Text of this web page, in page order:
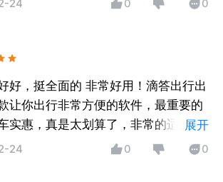
24 0 0
好，挺全面的 非常好用！滴答出行出
让你出行非常方便的软件，最重要的
实惠，真是太划算了，非常的适用支
展开
24 0 0